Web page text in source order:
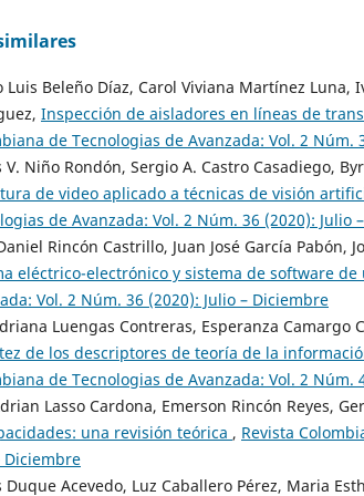
Luis Beleño Díaz, Carol Viviana Martínez
Inspección de aisladores en líneas de
de Tecnologias de Avanzada: Vol. 2 Núm.
V. Niño Rondón, Sergio A. Castro Casadiego,
de video aplicado a técnicas de visión
de Avanzada: Vol. 2 Núm. 36 (2020): Julio
Rincón Castrillo, Juan José García Pabón,
eléctrico-electrónico y sistema de software de
Vol. 2 Núm. 36 (2020): Julio – Diciembre
Luengas Contreras, Esperanza Camargo
de los descriptores de teoría de la
de Tecnologias de Avanzada: Vol. 2 Núm.
Lasso Cardona, Emerson Rincón Reyes,
una revisión teórica , Revista
Diciembre
Duque Acevedo, Luz Caballero Pérez, Maria